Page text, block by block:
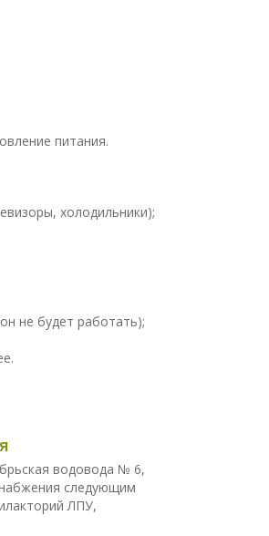
питания.
холодильники);
не будет работать);
водовода № 6,
следующим
ЛПУ,